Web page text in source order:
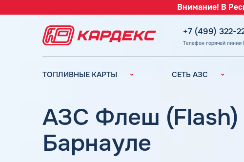
Внимание! В
+7 (499) 322-
Телефон горячей линии
ТОПЛИВНЫЕ КАРТЫ
Преимущества
Индивидуальный
СЕТЬ АЗС
АЗС Газпромнефть
АЗС Флеш (Flash)
Барнауле